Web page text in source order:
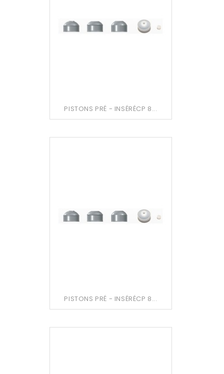
PISTONS PRÉ - INSÉRÉCP 8...
PISTONS PRÉ - INSÉRÉCP 8...